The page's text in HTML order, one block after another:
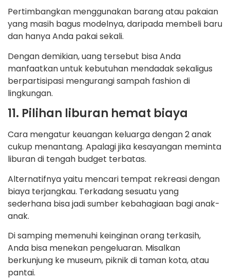
Pertimbangkan menggunakan barang atau pakaian
yang masih bagus modelnya, daripada membeli baru
dan hanya Anda pakai sekali.
Dengan demikian, uang tersebut bisa Anda
manfaatkan untuk kebutuhan mendadak sekaligus
berpartisipasi mengurangi sampah fashion di
lingkungan.
11. Pilihan liburan hemat biaya
Cara mengatur keuangan keluarga dengan 2 anak
cukup menantang. Apalagi jika kesayangan meminta
liburan di tengah budget terbatas.
Alternatifnya yaitu mencari tempat rekreasi dengan
biaya terjangkau. Terkadang sesuatu yang
sederhana bisa jadi sumber kebahagiaan bagi anak-
anak.
Di samping memenuhi keinginan orang terkasih,
Anda bisa menekan pengeluaran. Misalkan
berkunjung ke museum, piknik di taman kota, atau
pantai.